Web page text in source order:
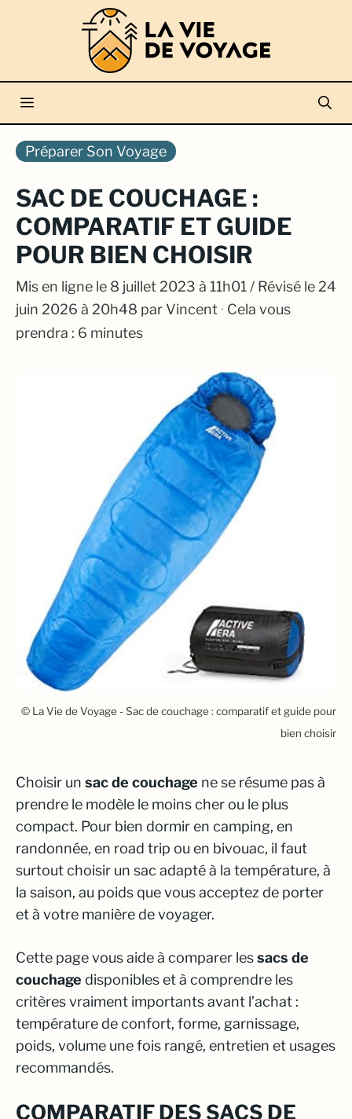
Menu
Préparer Son Voyage
SAC DE COUCHAGE :
COMPARATIF ET GUIDE
POUR BIEN CHOISIR
Mis en ligne le 8 juillet 2023 à 11h01 / Révisé le 24
juin 2026 à 20h48 par Vincent · Cela vous
prendra : 6 minutes
© La Vie de Voyage - Sac de couchage : comparatif et guide pour
bien choisir
Choisir un sac de couchage ne se résume pas à
prendre le modèle le moins cher ou le plus
compact. Pour bien dormir en camping, en
randonnée, en road trip ou en bivouac, il faut
surtout choisir un sac adapté à la température, à
la saison, au poids que vous acceptez de porter
et à votre manière de voyager.
Cette page vous aide à comparer lessacs de
couchage disponibles et à comprendre les
critères vraiment importants avant l’achat :
température de confort, forme, garnissage,
poids, volume une fois rangé, entretien et usages
recommandés.
COMPARATIF DES SACS DE